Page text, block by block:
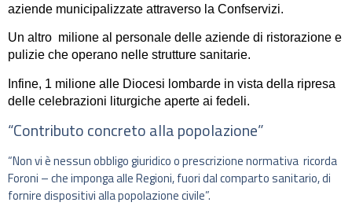
aziende municipalizzate attraverso la Confservizi.
Un altro milione al personale delle aziende di ristorazione e
pulizie che operano nelle strutture sanitarie.
Infine, 1 milione alle Diocesi lombarde in vista della ripresa
delle celebrazioni liturgiche aperte ai fedeli.
“Contributo concreto alla popolazione”
“Non vi è nessun obbligo giuridico o prescrizione normativa ricorda
Foroni – che imponga alle Regioni, fuori dal comparto sanitario, di
fornire dispositivi alla popolazione civile”.